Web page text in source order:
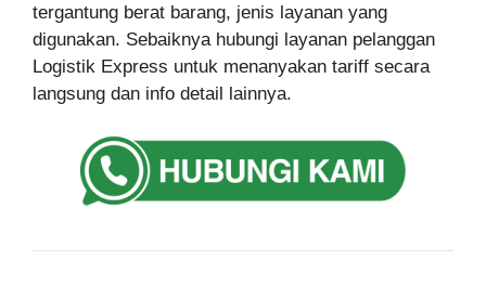
tergantung berat barang, jenis layanan yang
digunakan. Sebaiknya hubungi layanan pelanggan
Logistik Express untuk menanyakan tariff secara
langsung dan info detail lainnya.